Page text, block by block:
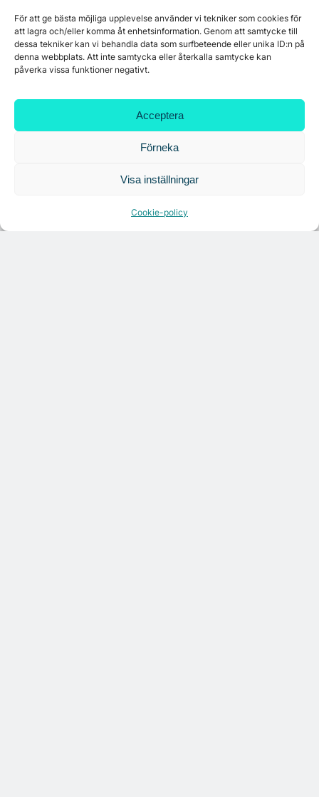
För att ge bästa möjliga upplevelse använder vi tekniker som cookies för
att lagra och/eller komma åt enhetsinformation. Genom att samtycke till
dessa tekniker kan vi behandla data som surfbeteende eller unika ID:n på
denna webbplats. Att inte samtycka eller återkalla samtycke kan
påverka vissa funktioner negativt.
Acceptera
Förneka
Visa inställningar
Cookie-policy
Ny hyresgäst till projektet HK Gamlestaden
7A återöppnar mötesvåning på Vasagatan
Croisette rådgivare vid fastighetsaffär